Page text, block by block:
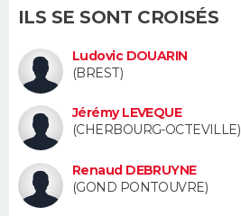
FORUM
ILS SE SONT CROISÉS
Ludovic DOUARIN
(BREST)
Jérémy LEVEQUE
(CHERBOURG-OCTEVILLE)
Renaud DEBRUYNE
(GOND PONTOUVRE)